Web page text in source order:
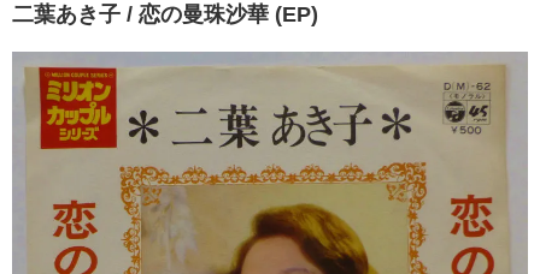
二葉あき子 / 恋の曼珠沙華 (EP)